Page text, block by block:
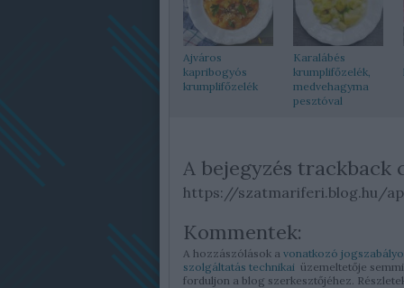
Ajváros
kapribogyós
krumplifőzelék
Karalábés
krumplifőzelék,
medvehagyma
pesztóval
A bejegyzés trackback
https://szatmariferi.blog.hu/
Kommentek:
A hozzászólások a vonatkozó
szolgáltatás technikai üzemeltetője
forduljon a blog szerkesztőjéhez.